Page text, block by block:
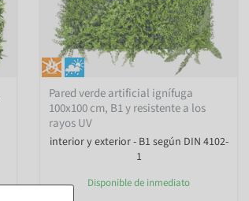
Pared verde artificial ignífuga
100x100 cm, B1 y resistente a los
rayos UV
interior y exterior - B1 según DIN 4102-
1
Disponible de inmediato